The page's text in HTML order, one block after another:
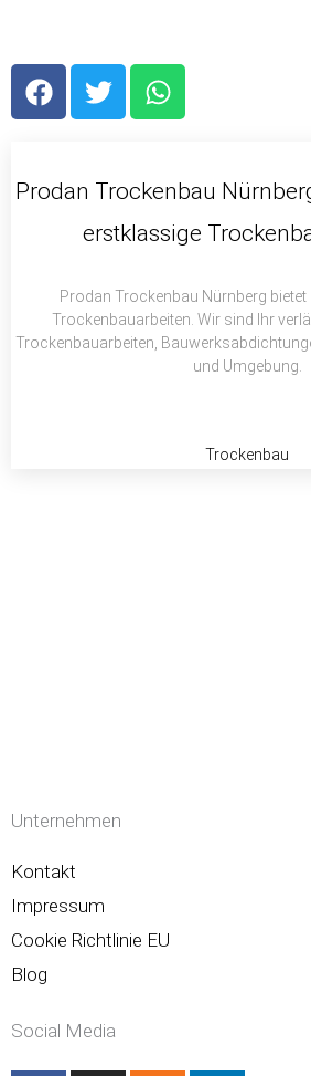
F
a
b
T
w
t
r
W
h
s
p
Prodan Trockenbau
erstklassige
Prodan Trockenbau Nürnberg
Trockenbauarbeiten. Wir sind Ihr
Trockenbauarbeiten,
und Umgebung.
Trockenbau
Unternehmen
Kontakt
Impressum
Cookie Richtlinie EU
Blog
Social Media